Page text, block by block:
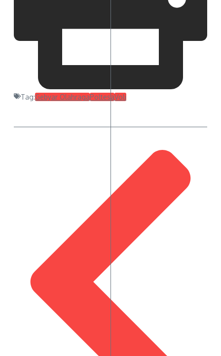
Tag:Gebyar OlahragaPoltesaVoli